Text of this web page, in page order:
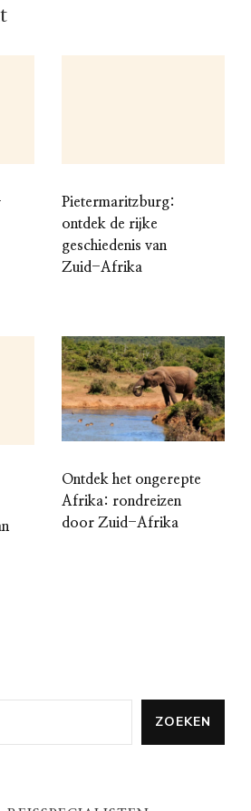
Pietermaritzburg:
ontdek de rijke
geschiedenis van
Zuid-Afrika
Ontdek het ongerepte
Afrika: rondreizen
door Zuid-Afrika
ZOEKEN